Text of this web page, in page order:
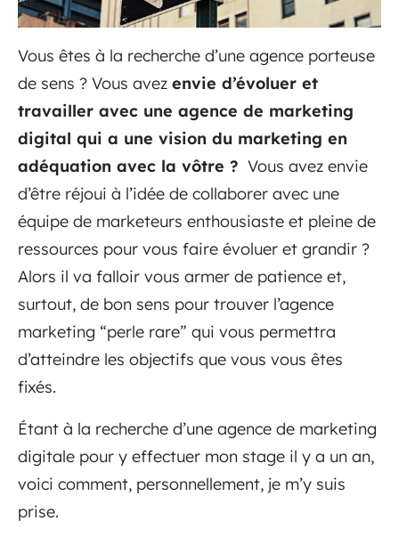
Vous êtes à la recherche d’une agence porteuse
de sens ? Vous avez envie d’évoluer et
travailler avec une agence de marketing
digital qui a une vision du marketing en
adéquation avec la vôtre ? Vous avez envie
d’être réjoui à l’idée de collaborer avec une
équipe de marketeurs enthousiaste et pleine de
ressources pour vous faire évoluer et grandir ?
Alors il va falloir vous armer de patience et,
surtout, de bon sens pour trouver l’agence
marketing “perle rare” qui vous permettra
d’atteindre les objectifs que vous vous êtes
fixés.
Étant à la recherche d’une agence de marketing
digitale pour y effectuer mon stage il y a un an,
voici comment, personnellement, je m’y suis
prise.